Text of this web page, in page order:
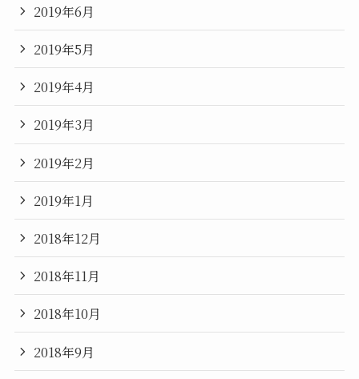
2019年6月
2019年5月
2019年4月
2019年3月
2019年2月
2019年1月
2018年12月
2018年11月
2018年10月
2018年9月